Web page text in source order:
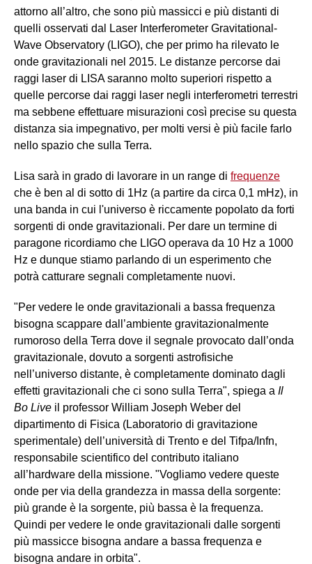
attorno all’altro, che sono più massicci e più distanti di
quelli osservati dal Laser Interferometer Gravitational-
Wave Observatory (LIGO), che per primo ha rilevato le
onde gravitazionali nel 2015. Le distanze percorse dai
raggi laser di LISA saranno molto superiori rispetto a
quelle percorse dai raggi laser negli interferometri terrestri
ma sebbene effettuare misurazioni così precise su questa
distanza sia impegnativo, per molti versi è più facile farlo
nello spazio che sulla Terra.
Lisa sarà in grado di lavorare in un range di frequenze
che è ben al di sotto di 1Hz (a partire da circa 0,1 mHz), in
una banda in cui l'universo è riccamente popolato da forti
sorgenti di onde gravitazionali. Per dare un termine di
paragone ricordiamo che LIGO operava da 10 Hz a 1000
Hz e dunque stiamo parlando di un esperimento che
potrà catturare segnali completamente nuovi.
"Per vedere le onde gravitazionali a bassa frequenza
bisogna scappare dall’ambiente gravitazionalmente
rumoroso della Terra dove il segnale provocato dall’onda
gravitazionale, dovuto a sorgenti astrofisiche
nell’universo distante, è completamente dominato dagli
effetti gravitazionali che ci sono sulla Terra", spiega a Il
Bo Live il professor William Joseph Weber del
dipartimento di Fisica (Laboratorio di gravitazione
sperimentale) dell’università di Trento e del Tifpa/Infn,
responsabile scientifico del contributo italiano
all’hardware della missione. "Vogliamo vedere queste
onde per via della grandezza in massa della sorgente:
più grande è la sorgente, più bassa è la frequenza.
Quindi per vedere le onde gravitazionali dalle sorgenti
più massicce bisogna andare a bassa frequenza e
bisogna andare in orbita".